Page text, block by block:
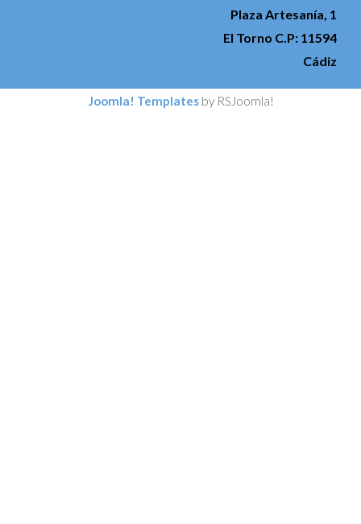
Plaza Artesanía, 1
El Torno C.P: 11594
Cádiz
Joomla! Templatesby RSJoomla!